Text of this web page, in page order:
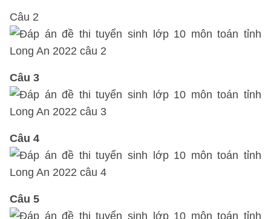
Câu 2
Câu 3
Câu 4
Câu 5